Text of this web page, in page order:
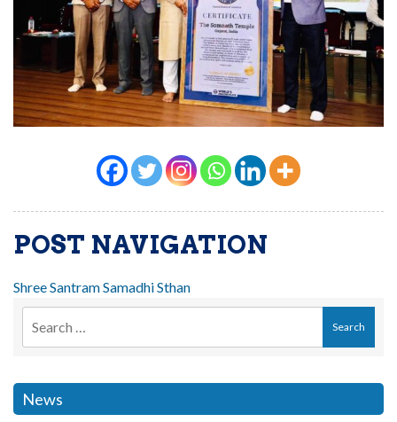
POST NAVIGATION
Shree Santram Samadhi Sthan
News